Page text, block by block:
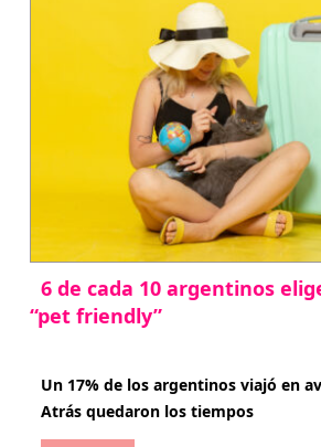
6 de cada 10 argentinos
“pet friendly”
Un 17% de los argentinos viajó en
Atrás quedaron los tiempos